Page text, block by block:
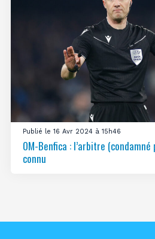
Publié le 16 Avr 2024 à 15h46
OM-Benfica : l’arbitre
connu